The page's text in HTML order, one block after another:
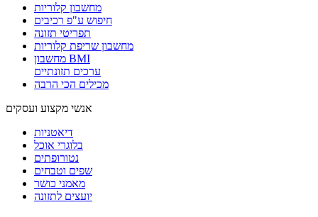
מחשבון קלוריות
חיפוש ע"פ רכיבים
תפריטי תזונה
מחשבון שריפת קלוריות
מחשבון BMI
ערכים תזונתיים
מכילים הכי הרבה
אנשי מקצוע ועסקים
דיאטניות
בלוגרי אוכל
נטורופתים
שפים וטבחים
מאמני כושר
יועצים לתזונה